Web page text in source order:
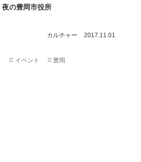
夜の豊岡市役所
カルチャー 2017.11.01
イベント 豊岡